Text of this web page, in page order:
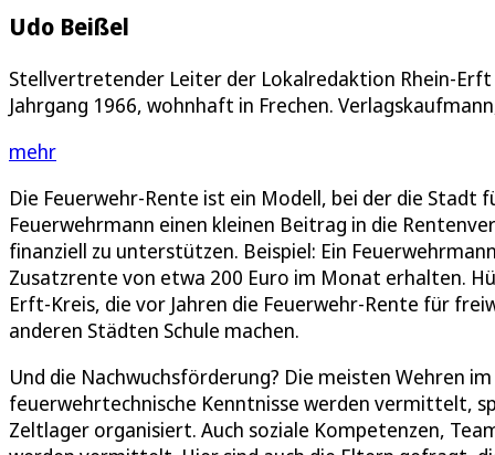
Udo Beißel
Stellvertretender Leiter der Lokalredaktion Rhein-Erft
Jahrgang 1966, wohnhaft in Frechen.
mehr
Die Feuerwehr-Rente ist ein Modell, bei der die
Feuerwehrmann einen kleinen Beitrag in die
finanziell zu unterstützen. Beispiel: Ein
Zusatzrente von etwa 200 Euro im Monat erhalten.
Erft-Kreis, die vor Jahren die Feuerwehr-Rente für
anderen Städten Schule machen.
Und die Nachwuchsförderung? Die meisten Wehren
feuerwehrtechnische Kenntnisse werden vermittelt,
Zeltlager organisiert. Auch soziale Kompetenzen,